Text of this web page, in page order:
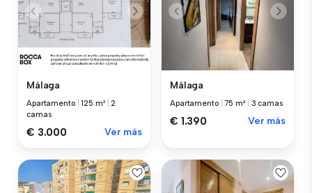
Málaga
Apartamento |125 m² |2
camas
€ 3.000 Ver más
Málaga
Apartamento |75 m² 3 camas
€ 1.390 Ver más